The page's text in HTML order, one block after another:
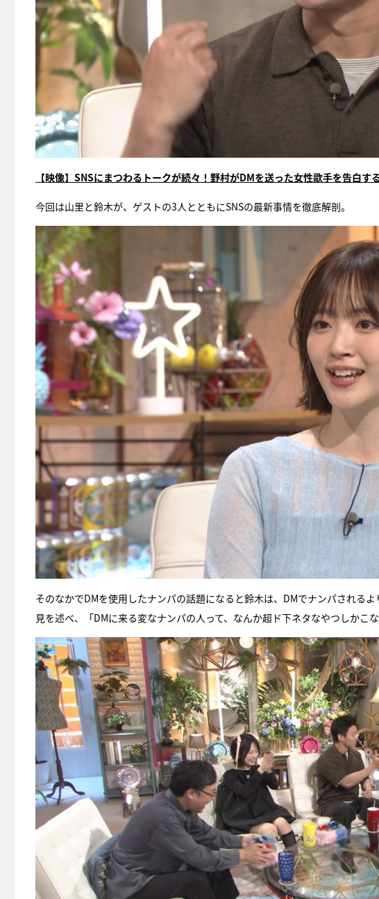
【映像】SNSにまつわるトークが続々！野村がDMを送った女性歌手を告白す
今回は山里と鈴木が、ゲストの3人とともにSNSの最新事情を徹底解剖。
そのなかでDMを使用したナンパの話題になると鈴木は、DMでナンパされる
見を述べ、「DMに来る変なナンパの人って、なんか超ド下ネタなやつしかこ